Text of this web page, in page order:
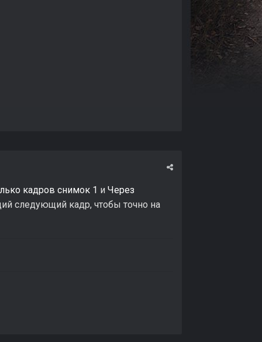
кадров снимок 1 и Через
следующий кадр, чтобы точно на